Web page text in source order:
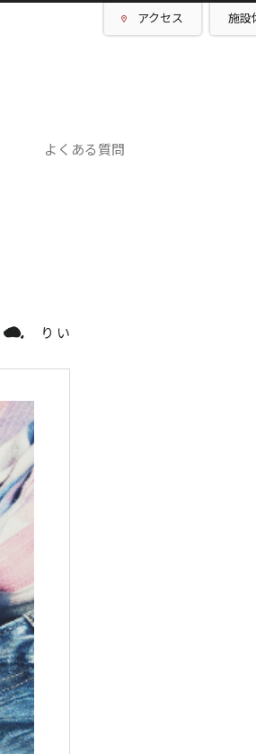
アクセス 施設
よくある質問
り い